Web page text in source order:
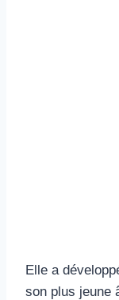
Elle a
son plus jeune